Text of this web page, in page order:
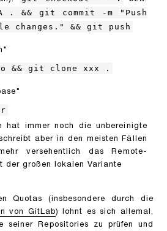
. && git commit -m "Push
changes." && git push
&& git clone xxx .
hat immer noch die unbereinigte
aber in den meisten Fällen
versehentlich das Remote-
der großen lokalen Variante
Quotas (insbesondere durch die
von GitLab) lohnt es sich allemal,
seiner Repositories zu prüfen und